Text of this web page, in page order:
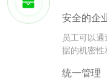
安全的企
员工可以
据的机密性
统一管理